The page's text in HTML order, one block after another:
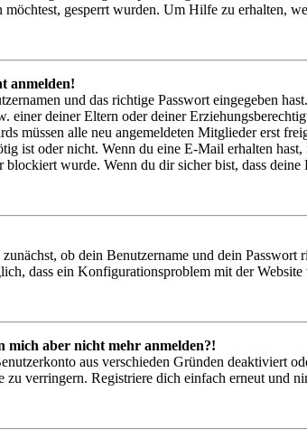
möchtest, gesperrt wurden. Um Hilfe zu erhalten,
anmelden!
und das richtige Passwort eingegeben
einer deiner Eltern oder deiner
müssen alle neu angemeldeten Mitglieder erst
ist oder nicht. Wenn du eine E-Mail erhalten
wurde. Wenn du dir sicher bist, dass
ob dein Benutzername und dein
dass ein Konfigurationsproblem mit der
aber nicht mehr anmelden?!
aus verschieden Gründen deaktiviert
zu verringern. Registriere dich einfach erneut und